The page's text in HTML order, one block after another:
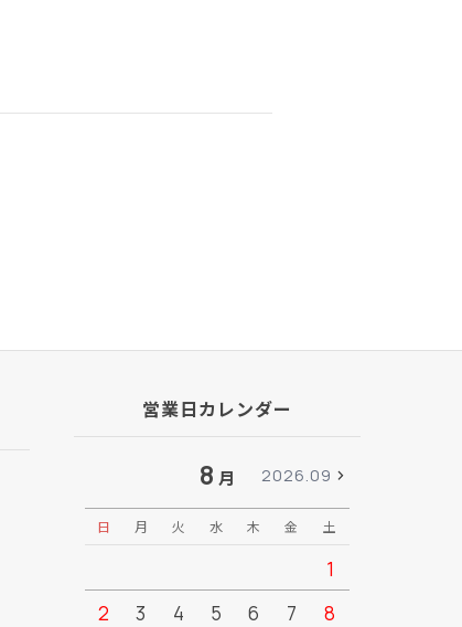
営業日カレンダー
8 月 2026.09
日 月 火 水 木 金 土
1
2
3 4 5 6 7
8